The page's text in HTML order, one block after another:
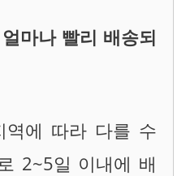
마나 빨리 배송되
에 따라 다를 수
2~5일 이내에 배